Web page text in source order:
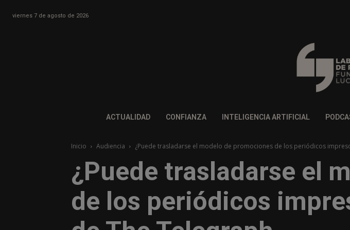
viernes 7 de agosto de 2026
ACTUALIDAD CONFIANZA INTELIGENCIA ARTIFICIAL
Inicio Audiencia ¿Puede trasladarse el modelo de promociones de los periódicos
¿Puede trasladarse el
de los periódicos